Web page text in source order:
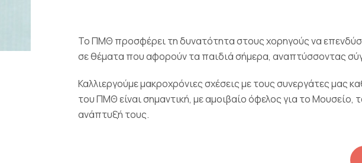
Το ΠΜΘ προσφέρει τη δυνατότητα στους χορηγούς να
σε θέματα που αφορούν τα παιδιά σήμερα, αναπτύσσοντας
Καλλιεργούμε μακροχρόνιες σχέσεις με τους συνεργάτες
του ΠΜΘ είναι σημαντική, με αμοιβαίο όφελος για το
ανάπτυξή τους.